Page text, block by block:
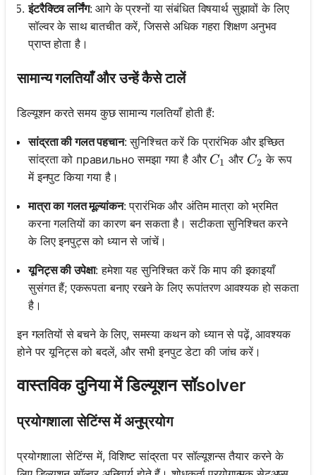
इंटरैक्टिव लर्निंग: आगे के प्रश्नों या संबंधित विषयार्थ सुझावों के लिए
सॉल्वर के साथ बातचीत करें, जिससे अधिक गहरा शिक्षण अनुभव
प्राप्त होता है।
सामान्य गलतियाँ और उन्हें कैसे टालें
डिल्यूशन करते समय कुछ सामान्य गलतियाँ होती हैं:
सांद्रता की गलत पहचान: सुनिश्चित करें कि प्रारंभिक और इच्छित
सांद्रता को правильно समझा गया है और C_1
C1 और C_2
C2 के रूप
में इनपुट किया गया है।
मात्रा का गलत मूल्यांकन: प्रारंभिक और अंतिम मात्रा को भ्रमित
करना गलतियों का कारण बन सकता है। सटीकता सुनिश्चित करने
के लिए इनपुट्स को ध्यान से जांचें।
यूनिट्स की उपेक्षा: हमेशा यह सुनिश्चित करें कि माप की इकाइयाँ
सुसंगत हैं; एकरूपता बनाए रखने के लिए रूपांतरण आवश्यक हो सकता
है।
इन गलतियों से बचने के लिए, समस्या कथन को ध्यान से पढ़ें, आवश्यक
होने पर यूनिट्स को बदलें, और सभी इनपुट डेटा की जांच करें।
वास्तविक दुनिया में डिल्यूशन सॉsolver
प्रयोगशाला सेटिंग्स में अनुप्रयोग
प्रयोगशाला सेटिंग्स में, विशिष्ट सांद्रता पर सॉल्यूशन्स तैयार करने के